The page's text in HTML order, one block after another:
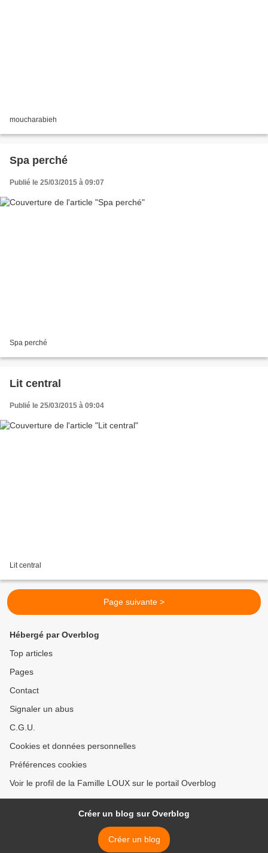
moucharabieh
Spa perché
Publié le 25/03/2015 à 09:07
Spa perché
Lit central
Publié le 25/03/2015 à 09:04
Lit central
Page suivante >
Hébergé par Overblog
Top articles
Pages
Contact
Signaler un abus
C.G.U.
Cookies et données personnelles
Préférences cookies
Voir le profil de la Famille LOUX sur le portail Overblog
Créer un blog sur Overblog
Créer un blog